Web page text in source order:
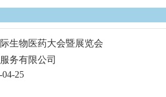
生物医药大会暨展览会
务有限公司
25